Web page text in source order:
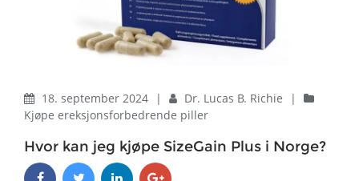
18. september 2024 | Dr. Lucas B. Richie
|
Kjøpe ereksjonsforbedrende piller
Hvor kan jeg kjøpe SizeGain Plus i Norge?